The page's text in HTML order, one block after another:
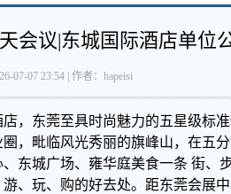
会议|东城国际酒店单位
07-07 23:54 | 作者：hapeisi
，东莞至具时尚魅力的五星级标准
，毗临风光秀丽的旗峰山，在五
东城广场、雍华庭美食一条 街、
、玩、购的好去处。距东莞会展